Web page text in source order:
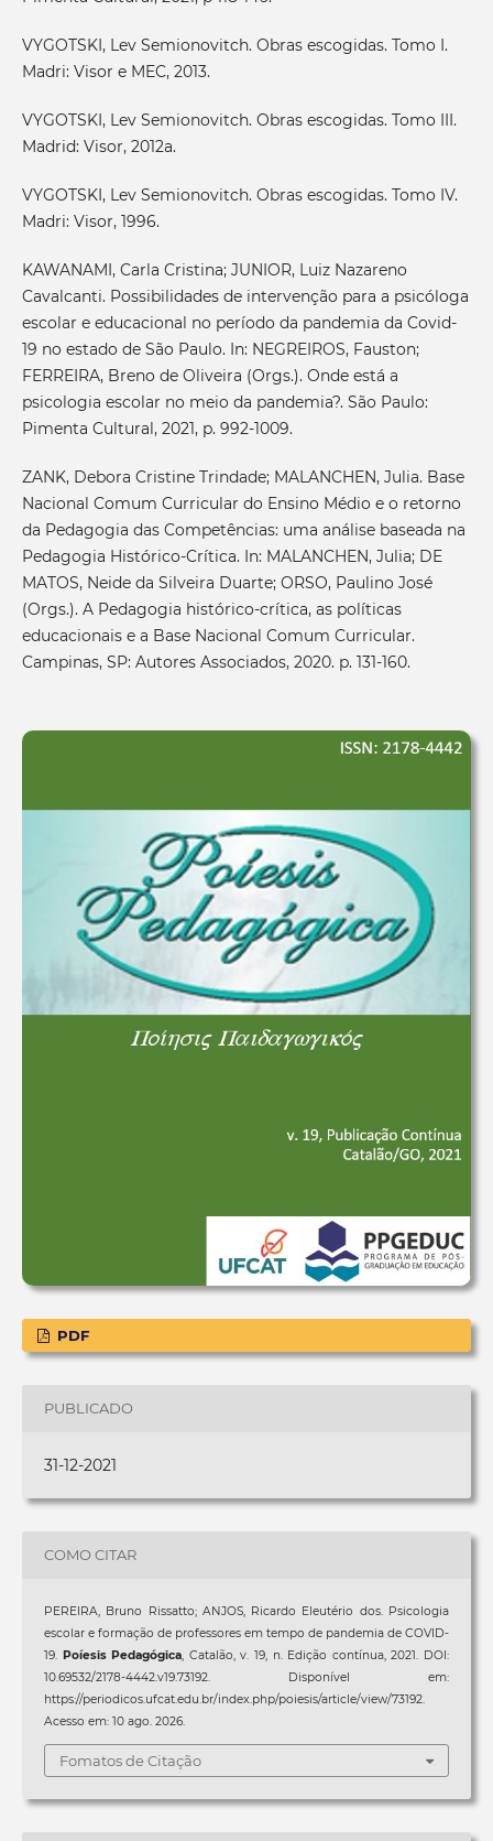
VYGOTSKI, Lev Semionovitch. Obras escogidas. Tomo I.
Madri: Visor e MEC, 2013.
VYGOTSKI, Lev Semionovitch. Obras escogidas. Tomo III.
Madrid: Visor, 2012a.
VYGOTSKI, Lev Semionovitch. Obras escogidas. Tomo IV.
Madri: Visor, 1996.
KAWANAMI, Carla Cristina; JUNIOR, Luiz Nazareno
Cavalcanti. Possibilidades de intervenção para a psicóloga
escolar e educacional no período da pandemia da Covid-
19 no estado de São Paulo. In: NEGREIROS, Fauston;
FERREIRA, Breno de Oliveira (Orgs.). Onde está a
psicologia escolar no meio da pandemia?. São Paulo:
Pimenta Cultural, 2021, p. 992-1009.
ZANK, Debora Cristine Trindade; MALANCHEN, Julia. Base
Nacional Comum Curricular do Ensino Médio e o retorno
da Pedagogia das Competências: uma análise baseada na
Pedagogia Histórico-Crítica. In: MALANCHEN, Julia; DE
MATOS, Neide da Silveira Duarte; ORSO, Paulino José
(Orgs.). A Pedagogia histórico-crítica, as políticas
educacionais e a Base Nacional Comum Curricular.
Campinas, SP: Autores Associados, 2020. p. 131-160.
PDF
PUBLICADO
31-12-2021
COMO CITAR
PEREIRA, Bruno Rissatto; ANJOS, Ricardo Eleutério dos. Psicologia
escolar e formação de professores em tempo de pandemia de COVID-
19. Poíesis Pedagógica, Catalão, v. 19, n. Edição contínua, 2021. DOI:
10.69532/2178-4442.v19.73192. Disponível em:
https://periodicos.ufcat.edu.br/index.php/poiesis/article/view/73192.
Acesso em: 10 ago. 2026.
Fomatos de Citação